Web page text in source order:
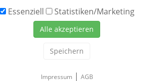
Essenziell Statistiken/Marketing
Alle akzeptieren
Speichern
Impressum| AGB